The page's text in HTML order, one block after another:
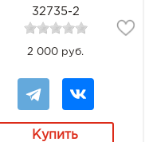
32735-2
2 000 руб.
Купить